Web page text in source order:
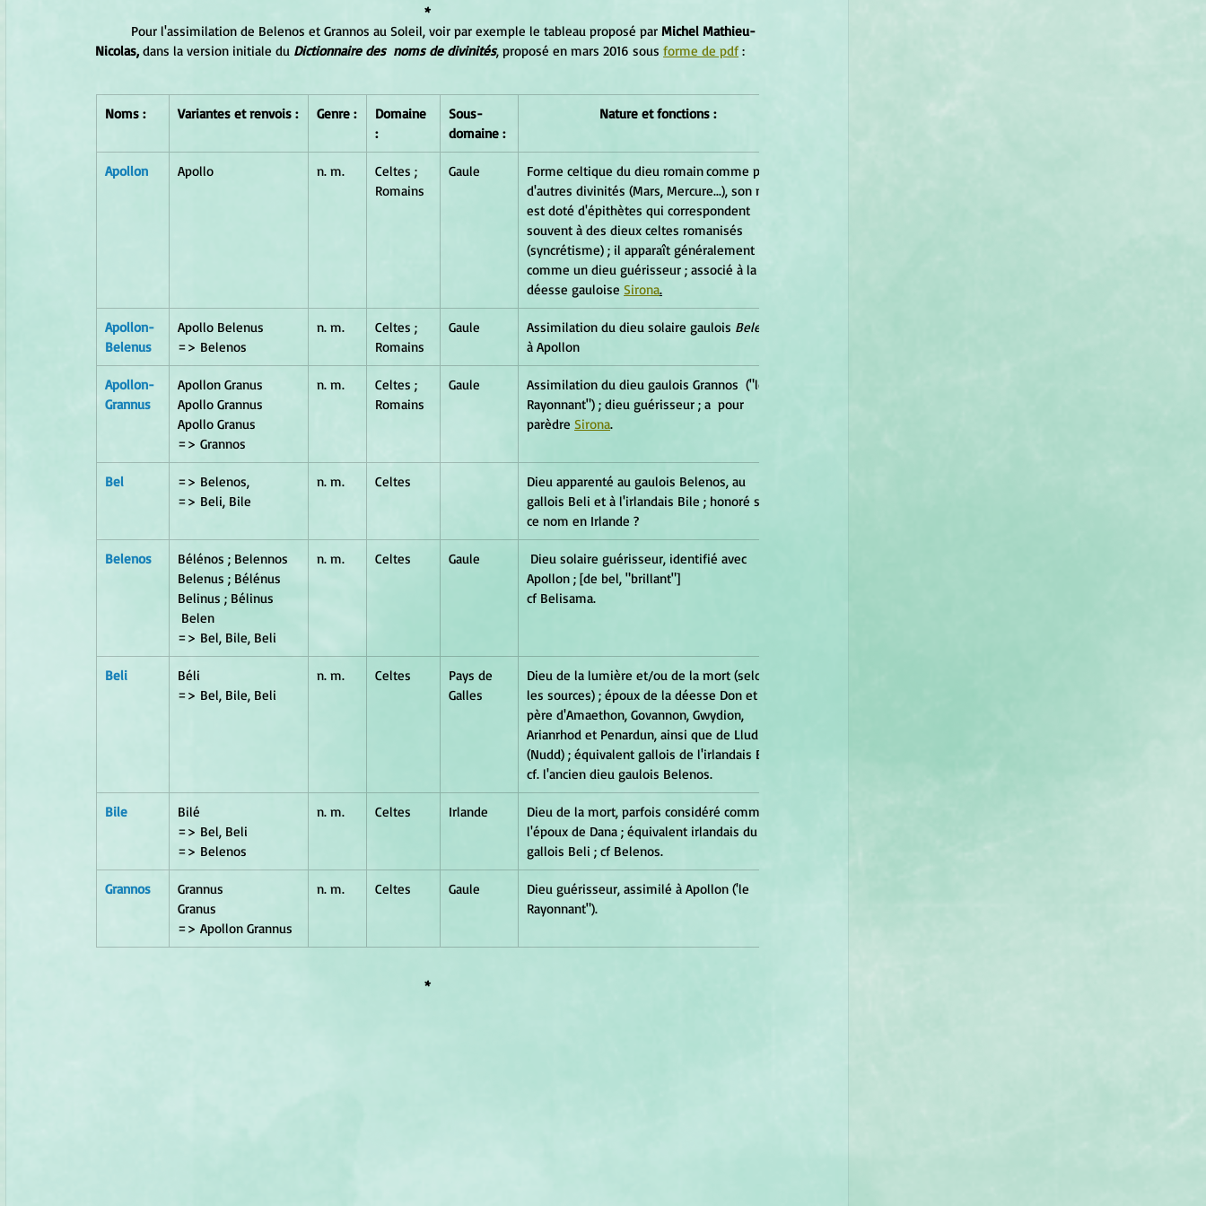
*
	Pour l'assimilation de Belenos et Grannos au Soleil, voir par exemple le tableau proposé par
Michel Mathieu-
Nicolas, dans la version initiale du Dictionnaire des  noms de divinités, proposé en mars 2016 sous forme de pdf :
Noms : Variantes et renvois : Genre :
Domaine
:
Sous-
domaine :
Nature et fonctions :
Apollon Apollo n. m.
Celtes ;
Romains
Gaule
​Forme celtique du dieu romain	comme pour
d'autres divinités (Mars, Mercure...), son nom
est doté d'épithètes qui correspondent
souvent à des dieux celtes romanisés
(syncrétisme) ; il apparaît généralement
comme un dieu guérisseur ; associé à la
déesse gauloise Sirona.
Apollon-
Belenus
Apollo Belenus
=> Belenos
n. m.
Celtes ;
Romains
Gaule Assimilation du dieu solaire gaulois Belenos
à Apollon
Apollon-
Grannus
Apollon Granus
Apollo Grannus
Apollo Granus
=> Grannos
n. m.
Celtes ;
Romains
Gaule
Assimilation du dieu gaulois Grannos  ("le
Rayonnant") ; dieu guérisseur ; a  pour
parèdre Sirona.
Bel
=> Belenos,
=> Beli, Bile
n. m. Celtes
Dieu apparenté au gaulois Belenos, au
gallois Beli et à l'irlandais Bile ; honoré sous
ce nom en Irlande ?
Belenos
Bélénos ; Belennos
Belenus ; Bélénus
Belinus ; Bélinus
Belen
=> Bel, Bile, Beli
n. m. Celtes Gaule
Apollon ; [de bel, "brillant"]
cf Belisama.
Béli
=> Bel, Bile, Beli
n. m. Celtes
Pays de
Galles
Dieu de la lumière et/ou de la mort (selon
les sources) ; époux de la déesse Don et
père d'Amaethon, Govannon, Gwydion,
Arianrhod et Penardun, ainsi que de Llud
(Nudd) ; équivalent gallois de l'irlandais Bile ;
cf. l'ancien dieu gaulois Belenos.
Bile
Bilé
=> Bel, Beli
=> Belenos
n. m. Celtes Irlande
Dieu de la mort, parfois considéré comme
l'époux de Dana ; équivalent irlandais du
gallois Beli ; cf Belenos.
Grannos
Grannus
Granus
=> Apollon Grannus
Celtes Gaule
Dieu guérisseur, assimilé à Apollon ('le
Rayonnant").
*